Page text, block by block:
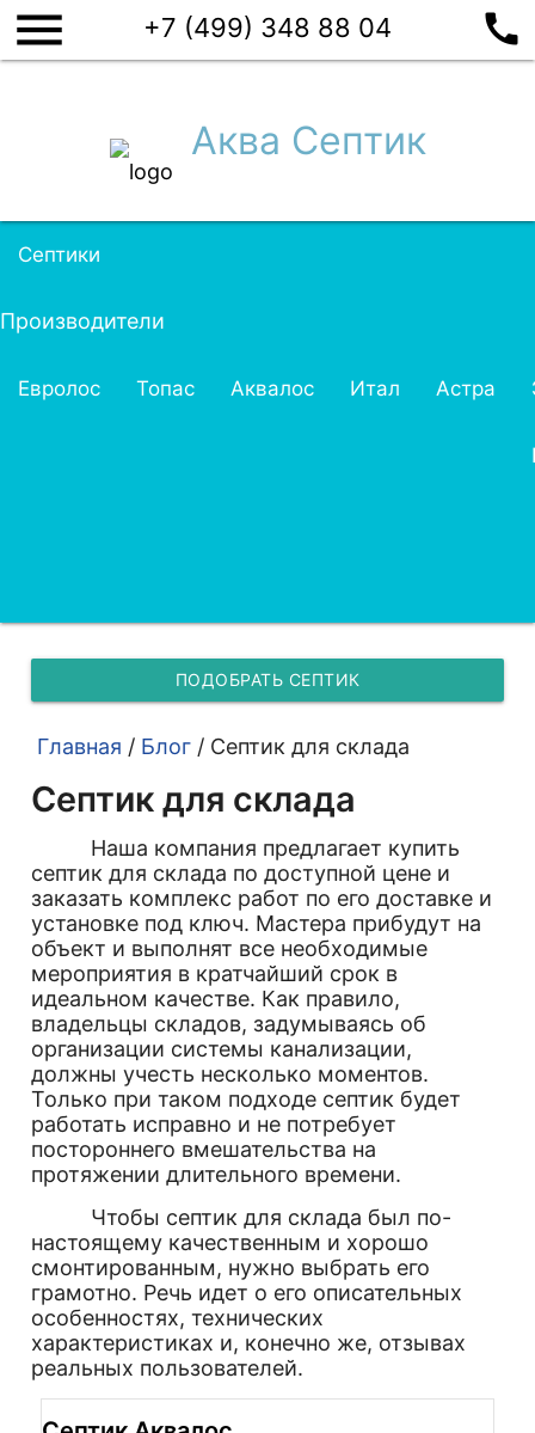
menu +7 (499) 348 88 04 call
Аква Септик
Септики
Производители
Евролос Топас Аквалос Итал Астра
ПОДОБРАТЬ СЕПТИК
Главная / Блог / Септик для склада
Септик для склада
Наша компания предлагает купить
септик для склада по доступной цене и
заказать комплекс работ по его доставке и
установке под ключ. Мастера прибудут на
объект и выполнят все необходимые
мероприятия в кратчайший срок в
идеальном качестве. Как правило,
владельцы складов, задумываясь об
организации системы канализации,
должны учесть несколько моментов.
Только при таком подходе септик будет
работать исправно и не потребует
постороннего вмешательства на
протяжении длительного времени.
Чтобы септик для склада был по-
настоящему качественным и хорошо
смонтированным, нужно выбрать его
грамотно. Речь идет о его описательных
особенностях, технических
характеристиках и, конечно же, отзывах
реальных пользователей.